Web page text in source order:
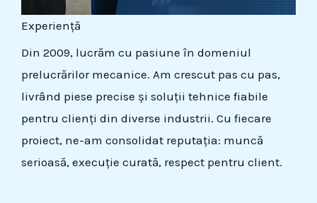
Experiență
Din 2009, lucrăm cu pasiune în domeniul
prelucrărilor mecanice. Am crescut pas cu pas,
livrând piese precise și soluții tehnice fiabile
pentru clienți din diverse industrii. Cu fiecare
proiect, ne-am consolidat reputația: muncă
serioasă, execuție curată, respect pentru client.